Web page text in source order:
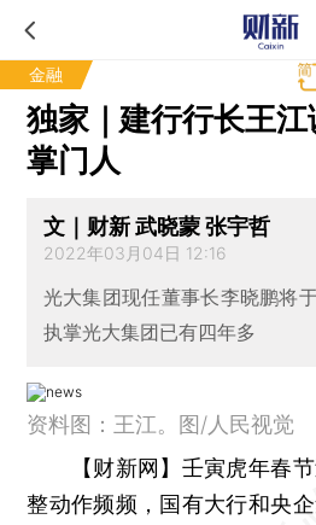
金融
独家｜建行行长王
掌门人
文｜财新 武晓蒙 张宇哲
2022年03月04日 12:16
光大集团现任董事长李晓鹏将
执掌光大集团已有四年多
资料图：王江。图/人民视觉
【财新网】 壬寅虎年春
整动作频频，国有大行和央